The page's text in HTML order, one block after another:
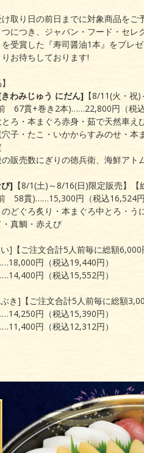
取り日の前日までに対象商品をご
につき、ジャパン・フード・セレ
受賞した『寿司醤油1本』をプレゼ
お待ちしております!
わみじゅう にだん] 【8/11(火・
67貫+巻き2本)……22,800円（税込
ろ・本まぐろ赤身・茹で天然車
穴子・たこ・いかからすみのせ・
販売数にぎりの徳兵衛、海鮮アト
] 【8/1(土)～8/16(日)限定販売】
58貫)……15,300円（税込16,524円
どぐろ炙り・本まぐろ中とろ・う
真鯛・赤えび
]【ご注文合計5人前毎に総額
円（税込19,440円）
円（税込15,552円）
き]【ご注文合計5人前毎に総額
円（税込15,390円）
円（税込12,312円）